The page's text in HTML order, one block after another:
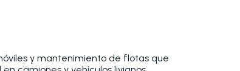
y mantenimiento de flotas que